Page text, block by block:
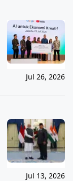
Jul 26, 2026
Jul 13, 2026